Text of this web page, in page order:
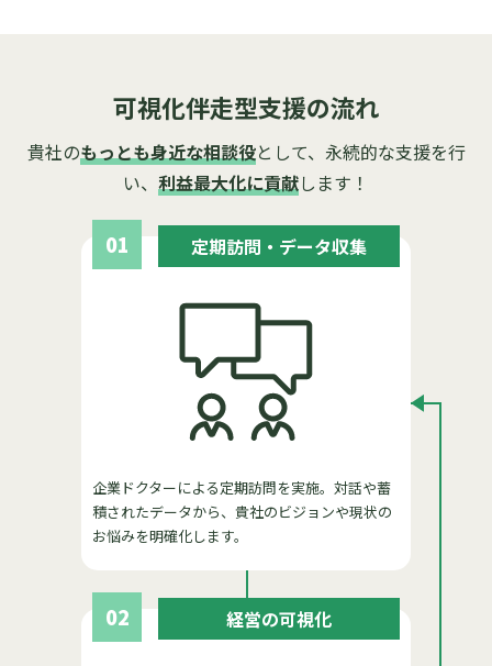
可視化伴走型支援の流れ
貴社のもっとも身近な相談役として、永続的な支援を行
い、 利益最大化に貢献します！
01 定期訪問・データ収集
企業ドクターによる定期訪問を実施。対話や蓄
積されたデータから、貴社のビジョンや現状の
お悩みを明確化します。
02 経営の可視化